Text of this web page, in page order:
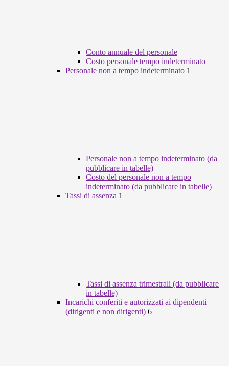
Conto annuale del personale
Costo personale tempo indeterminato
Personale non a tempo indeterminato 1
Personale non a tempo indeterminato (da
pubblicare in tabelle)
Costo del personale non a tempo
indeterminato (da pubblicare in tabelle)
Tassi di assenza 1
Tassi di assenza trimestrali (da pubblicare
in tabelle)
Incarichi conferiti e autorizzati ai dipendenti
(dirigenti e non dirigenti) 6